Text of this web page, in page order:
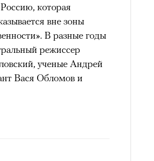
которая
вне зоны
В разные годы
режиссер
ученые Андрей
Вася Обломов и